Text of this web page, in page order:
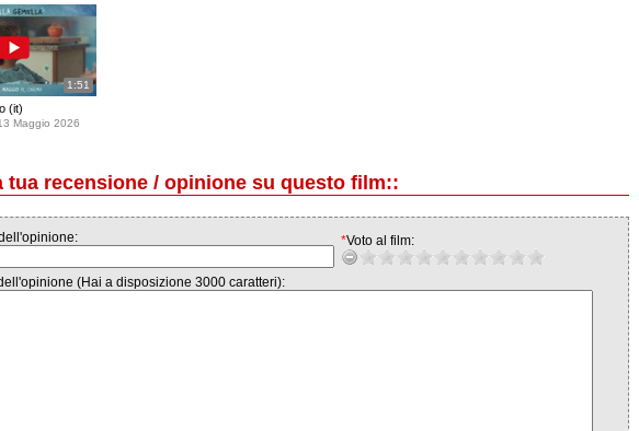
1:51
(it)
Maggio 2026
tua recensione / opinione su questo film::
*Voto al film:
(Hai a disposizione 3000 caratteri):